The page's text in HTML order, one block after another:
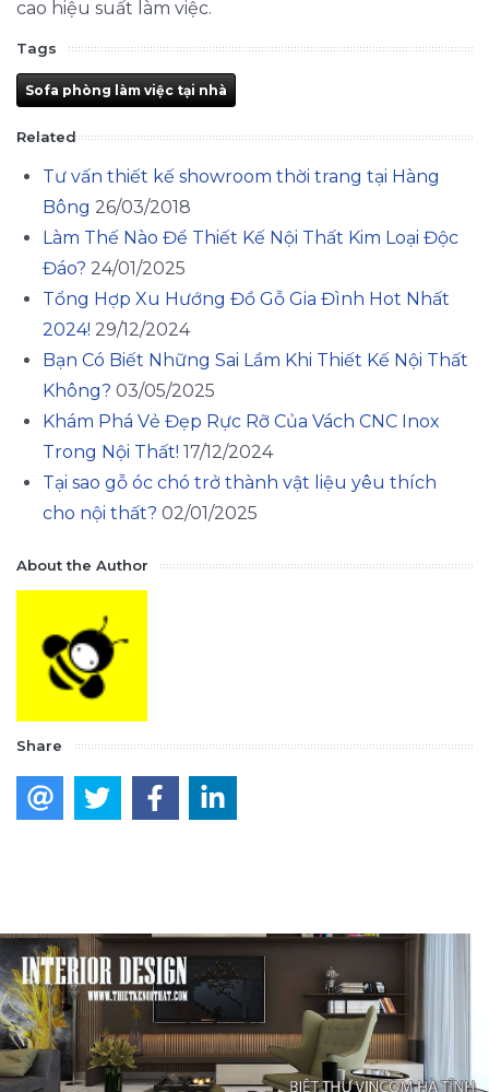
cao hiệu suất làm việc.
Tags
Sofa phòng làm việc tại nhà
Related
Tư vấn thiết kế showroom thời trang tại Hàng
Bông 26/03/2018
Làm Thế Nào Để Thiết Kế Nội Thất Kim Loại Độc
Đáo? 24/01/2025
Tổng Hợp Xu Hướng Đồ Gỗ Gia Đình Hot Nhất
2024! 29/12/2024
Bạn Có Biết Những Sai Lầm Khi Thiết Kế Nội Thất
Không? 03/05/2025
Khám Phá Vẻ Đẹp Rực Rỡ Của Vách CNC Inox
Trong Nội Thất! 17/12/2024
Tại sao gỗ óc chó trở thành vật liệu yêu thích
cho nội thất? 02/01/2025
About the Author
Share